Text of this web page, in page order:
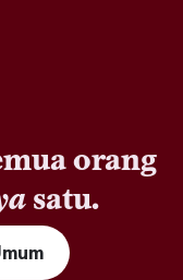
orang
satu.